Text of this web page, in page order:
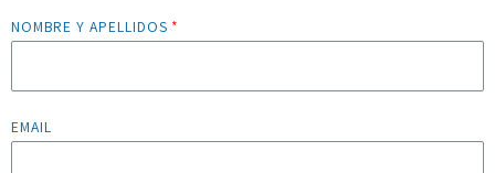
NOMBRE Y APELLIDOS
EMAIL